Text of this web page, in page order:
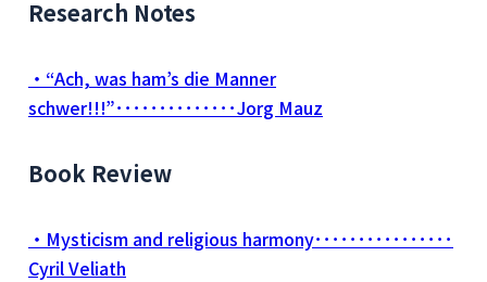
Research Notes
・“Ach, was ham’s die Manner
schwer!!!”･･････････････Jorg Mauz
Book Review
・Mysticism and religious harmony････････････････
Cyril Veliath